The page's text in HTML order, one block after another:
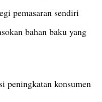
pemasaran sendiri
bahan baku yang
peningkatan konsumen